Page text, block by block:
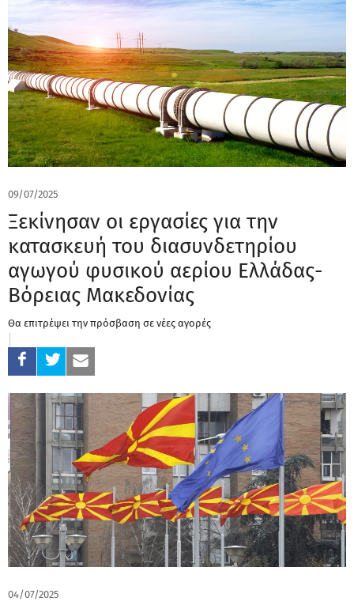
09/07/2025
Ξεκίνησαν οι εργασίες για την
κατασκευή του διασυνδετηρίου
αγωγού φυσικού αερίου Ελλάδας-
Βόρειας Μακεδονίας
Θα επιτρέψει την πρόσβαση σε νέες αγορές
04/07/2025